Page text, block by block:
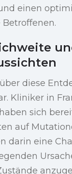
einen
diese
Kliniker in
sich
auf
darin eine